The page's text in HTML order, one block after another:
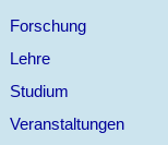
Forschung
Lehre
Studium
Veranstaltungen